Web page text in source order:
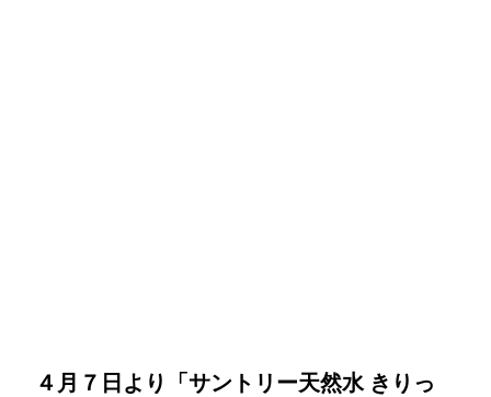
４月７日より「サントリー天然水 きりっ